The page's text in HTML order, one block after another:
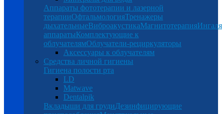
Аппараты фототерапии и лазерной
терапииОфтальмологияТренажеры
дыхательныеВиброакустикаМагнитотерапия
аппаратыКомплектующие к
облучателямОблучатели-рециркуляторы
Аксессуары к облучателям
Средства личной гигиены
Гигиена полости рта
LD
Matwave
Dentalpik
Вкладыши для грудиДезинфицирующие